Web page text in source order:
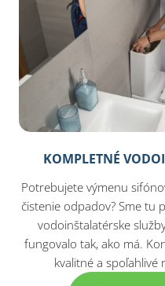
KOMPLETNÉ
Potrebujete výmenu
čistenie odpadov? Sme tu
vodoinštalatérske
fungovalo tak, ako má.
kvalitné a spoľahlivé